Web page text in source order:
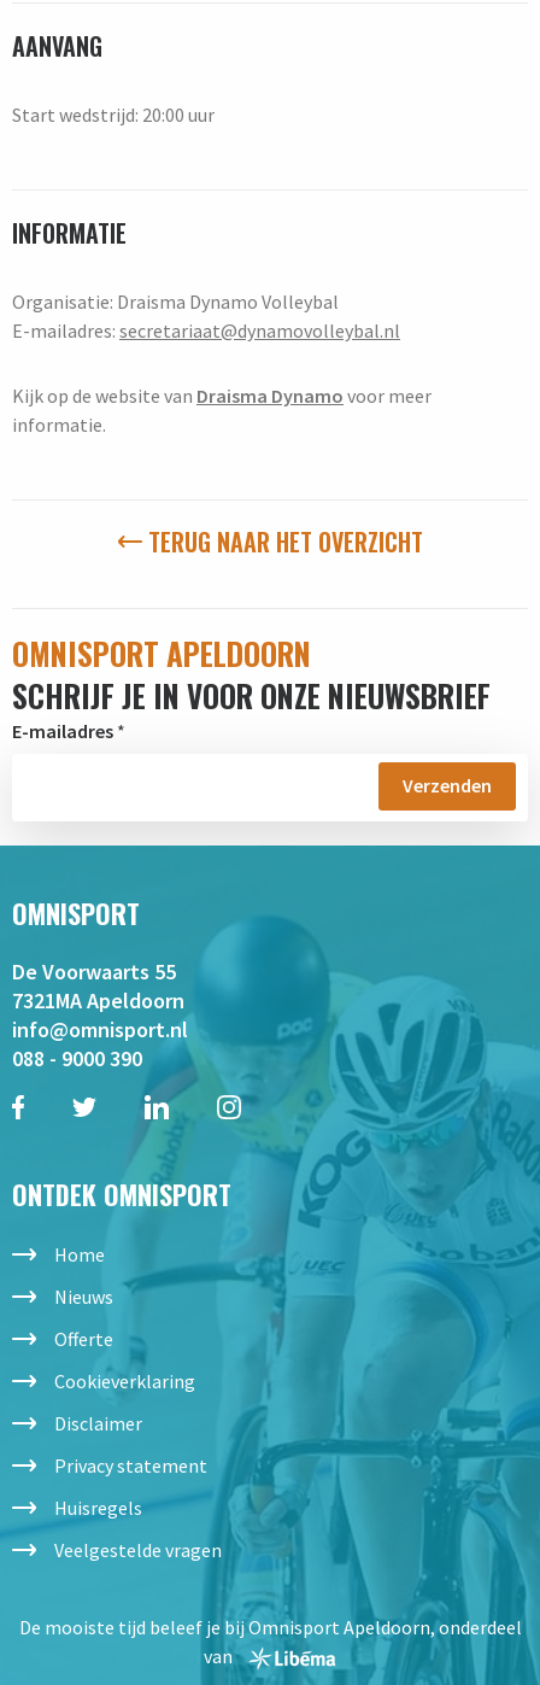
AANVANG
Start wedstrijd: 20:00 uur
INFORMATIE
Organisatie: Draisma Dynamo Volleybal
E-mailadres: secretariaat@dynamovolleybal.nl
Kijk op de website van Draisma Dynamo voor meer
informatie.
TERUG NAAR HET OVERZICHT
OMNISPORT APELDOORN
SCHRIJF JE IN VOOR ONZE NIEUWSBRIEF
E-mailadres *
OMNISPORT
De Voorwaarts 55
7321MA Apeldoorn
info@omnisport.nl
088 - 9000 390
ONTDEK OMNISPORT
Home
Nieuws
Offerte
Cookieverklaring
Disclaimer
Privacy statement
Huisregels
Veelgestelde vragen
De mooiste tijd beleef je bij Omnisport Apeldoorn, onderdeel
van